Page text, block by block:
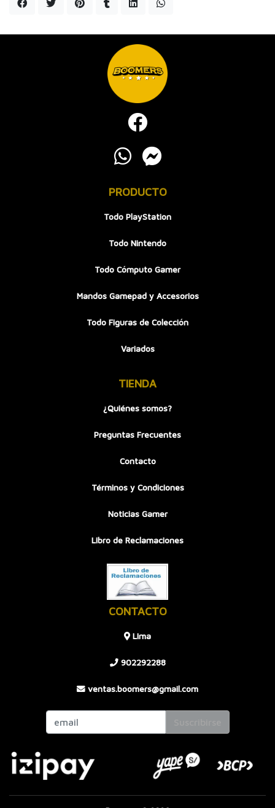
PRODUCTO
Todo PlayStation
Todo Nintendo
Todo Cómputo Gamer
Mandos Gamepad y Accesorios
Todo Figuras de Colección
Variados
TIENDA
¿Quiénes somos?
Preguntas Frecuentes
Contacto
Términos y Condiciones
Noticias Gamer
Libro de Reclamaciones
CONTACTO
LIma
902292288
ventas.boomers@gmail.com